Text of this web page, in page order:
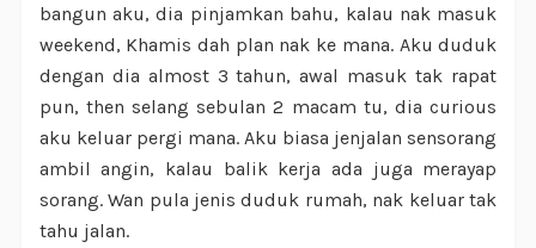
bangun aku, dia pinjamkan bahu, kalau nak masuk
weekend, Khamis dah plan nak ke mana. Aku duduk
dengan dia almost 3 tahun, awal masuk tak rapat
pun, then selang sebulan 2 macam tu, dia curious
aku keluar pergi mana. Aku biasa jenjalan sensorang
ambil angin, kalau balik kerja ada juga merayap
sorang. Wan pula jenis duduk rumah, nak keluar tak
tahu jalan.